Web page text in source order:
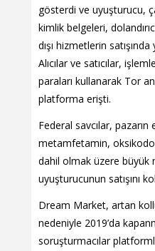
gösterdi ve uyuşturucu,
kimlik belgeleri,
dışı hizmetlerin satışında
Alıcılar ve satıcılar,
paraları kullanarak Tor
platforma erişti.
Federal savcılar,
metamfetamin,
dahil olmak üzere büyük
uyuşturucunun satışını
Dream Market, artan
nedeniyle 2019’da
soruşturmacılar